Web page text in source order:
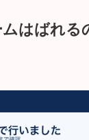
はばれる